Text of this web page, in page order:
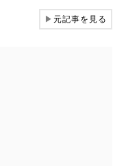
▶元記事を見る